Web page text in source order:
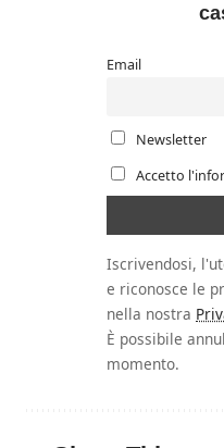
Email
Newsletter
Accetto
Iscrivendosi,
e riconosce le
nella nostra
È possibile
momento.